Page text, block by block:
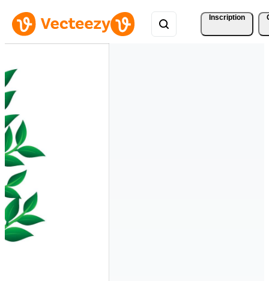
Inscription